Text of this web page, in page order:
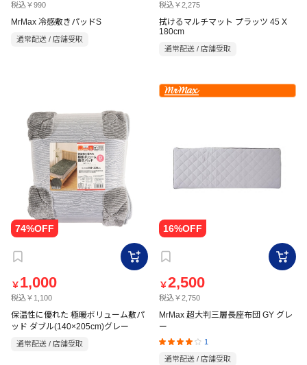
税込￥990
MrMax 冷感敷きパッドS
通常配送 / 店舗受取
税込￥2,275
拭けるマルチマット プラッツ 45 X
180cm
通常配送 / 店舗受取
￥ 1,000
税込￥1,100
保温性に優れた 極暖ボリューム敷パ
ッド ダブル(140×205cm)グレー
通常配送 / 店舗受取
￥2,500
税込￥2,750
MrMax 超大判三層長座布団 GY グレ
ー
1
通常配送 / 店舗受取